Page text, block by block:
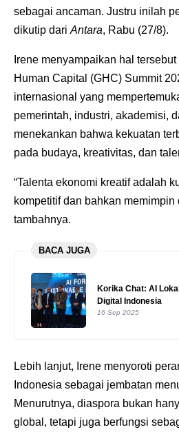
sebagai ancaman. Justru inilah
dikutip dari Antara, Rabu (27/8).
Irene menyampaikan hal
Human Capital (GHC) Summit
internasional yang
pemerintah, industri, akademisi,
menekankan bahwa kekuatan
pada budaya, kreativitas, dan
“Talenta ekonomi kreatif adalah
kompetitif dan bahkan memimpin
tambahnya.
BACA JUGA
Korika Chat: AI
Digital Indonesia
16 Sep 2025
Lebih lanjut, Irene menyoroti
Indonesia sebagai jembatan
Menurutnya, diaspora bukan
global, tetapi juga berfungsi